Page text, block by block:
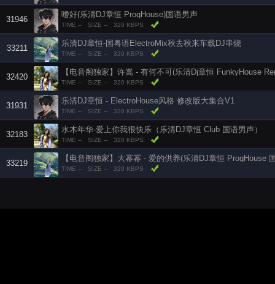
31946
嗜好(乐清DJ章恒 ProgHouse)国语男声
TIME -- SIZE -- 320 KBPS
33211
乐清DJ章恒-国粤语ElectroMix秋去秋来车载DJ串烧
TIME -- SIZE -- 320 KBPS
32420
【电音阁独家】许嵩 - 有何不可(乐清Dj章恒 FunkyHouse
TIME -- SIZE -- 320 KBPS
31931
乐清DJ章恒 - ElectroHouse风格 修改版大集合V1
TIME -- SIZE -- 320 KBPS
32183
水木年华-爱上你我很快乐（乐清DJ章恒 Club 国语男声）
TIME -- SIZE -- 320 KBPS
33219
【电音阁独家】大幂幂 - 爱的供养(乐清DJ章恒 ProgHouse
TIME -- SIZE -- 320 KBPS